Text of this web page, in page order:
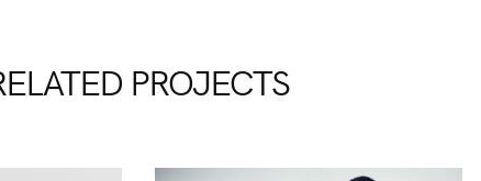
PROJECTS